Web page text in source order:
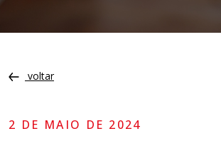
voltar
2 DE MAIO DE 2024